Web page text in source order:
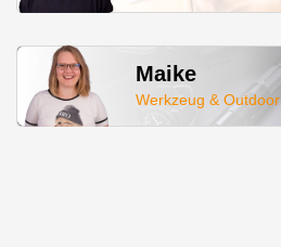
Maike
Werkzeug & Outdoor